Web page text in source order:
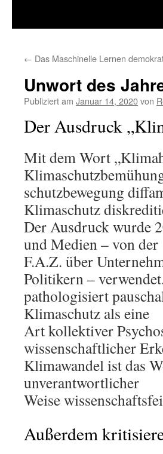
← Das Maschinelle Lernen
Unwort des
Publiziert am Januar 14, 2020von
Der Ausdruck
Mit dem Wort
schutzbewegung
Klimaschutz
Der Ausdruck wurde
und Medien – von der
F.A.Z. über
Politikern –
pathologisiert
Klimaschutz als eine
Art kollektiver
wissenschaftlicher
Klimawandel ist das
unverantwortlicher
Weise
Außerdem